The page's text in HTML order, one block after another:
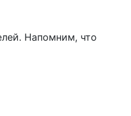
Напомним, что